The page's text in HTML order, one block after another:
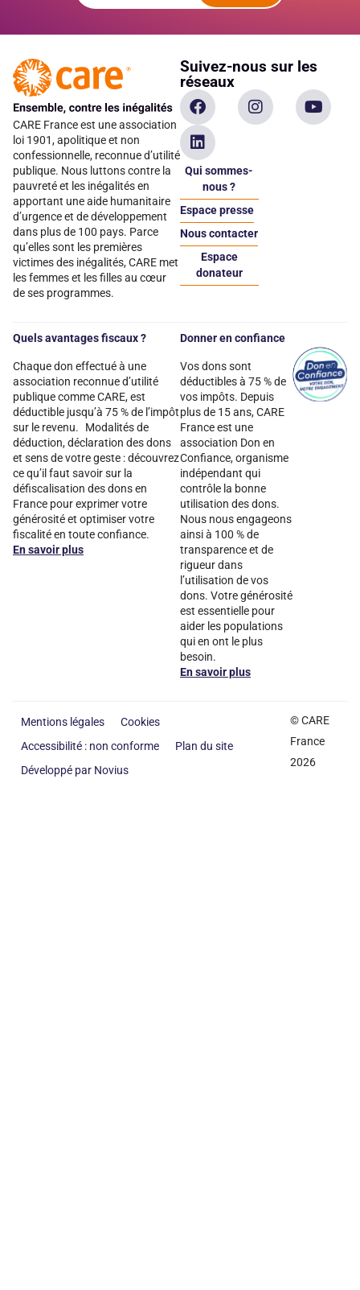
CARE France est une association
loi 1901, apolitique et non
confessionnelle, reconnue d’utilité
publique. Nous luttons contre la
pauvreté et les inégalités en
apportant une aide humanitaire
d’urgence et de développement
dans plus de 100 pays. Parce
qu’elles sont les premières
victimes des inégalités, CARE met
les femmes et les filles au cœur
de ses programmes.
Suivez-nous sur les
réseaux
Qui sommes-
nous ?
Espace presse
Nous contacter
Espace
donateur
Quels avantages fiscaux ?
Chaque don effectué à une
association reconnue d’utilité
publique comme CARE, est
déductible jusqu’à 75 % de l’impôt
sur le revenu. Modalités de
déduction, déclaration des dons
et sens de votre geste : découvrez
ce qu’il faut savoir sur la
défiscalisation des dons en
France pour exprimer votre
générosité et optimiser votre
fiscalité en toute confiance.
En savoir plus
Donner en confiance
Vos dons sont
déductibles à 75 % de
vos impôts. Depuis
plus de 15 ans, CARE
France est une
association Don en
Confiance, organisme
indépendant qui
contrôle la bonne
utilisation des dons.
Nous nous engageons
ainsi à 100 % de
transparence et de
rigueur dans
l’utilisation de vos
dons. Votre générosité
est essentielle pour
aider les populations
qui en ont le plus
besoin.
En savoir plus
Mentions légales
Cookies
Accessibilité : non conforme
Plan du site
Développé par Novius
© CARE
France
2026